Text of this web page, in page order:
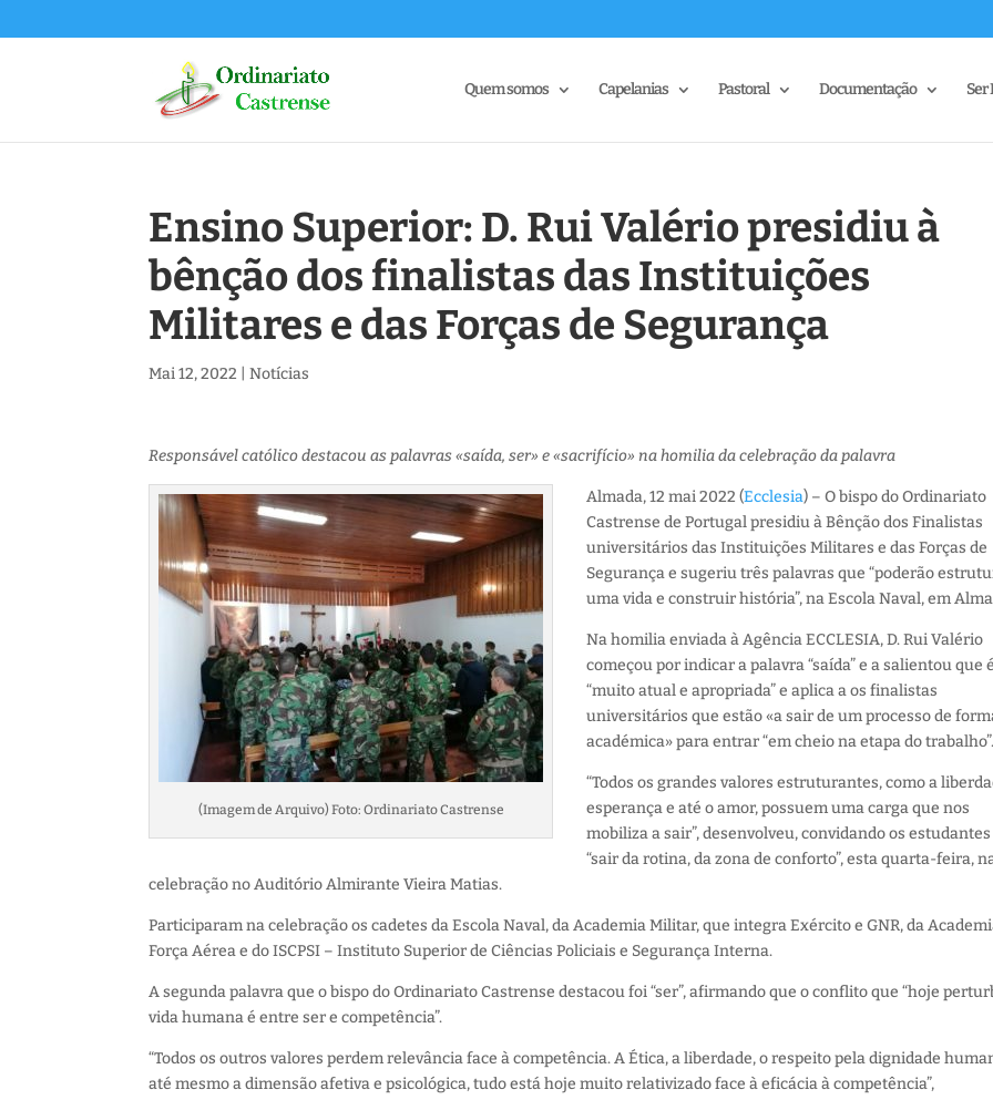
Quem somos Capelanias Pastoral Documentação Ser
Ensino Superior: D. Rui Valério presidiu à
bênção dos finalistas das Instituições
Militares e das Forças de Segurança
Mai 12, 2022 |Notícias
Responsável católico destacou as palavras «saída, ser» e «sacrifício» na homilia da celebração da palavra
(Imagem de Arquivo) Foto: Ordinariato Castrense
Almada, 12 mai 2022 (Ecclesia) – O bispo do Ordinariato
Castrense de Portugal presidiu à Bênção dos Finalistas
universitários das Instituições Militares e das Forças de
Segurança e sugeriu três palavras que “poderão
uma vida e construir história”, na Escola Naval, em
Na homilia enviada à Agência ECCLESIA, D. Rui Valério
começou por indicar a palavra “saída” e a salientou que é
“muito atual e apropriada” e aplica a os finalistas
universitários que estão «a sair de um processo de
académica» para entrar “em cheio na etapa do trabalho”.
“Todos os grandes valores estruturantes, como a
esperança e até o amor, possuem uma carga que nos
mobiliza a sair”, desenvolveu, convidando os estudantes
“sair da rotina, da zona de conforto”, esta quarta-feira,
celebração no Auditório Almirante Vieira Matias.
Participaram na celebração os cadetes da Escola Naval, da Academia Militar, que integra Exército e GNR, da
Força Aérea e do ISCPSI – Instituto Superior de Ciências Policiais e Segurança Interna.
A segunda palavra que o bispo do Ordinariato Castrense destacou foi “ser”, afirmando que o conflito que “hoje
vida humana é entre ser e competência”.
“Todos os outros valores perdem relevância face à competência. A Ética, a liberdade, o respeito pela dignidade
até mesmo a dimensão afetiva e psicológica, tudo está hoje muito relativizado face à eficácia à competência”,